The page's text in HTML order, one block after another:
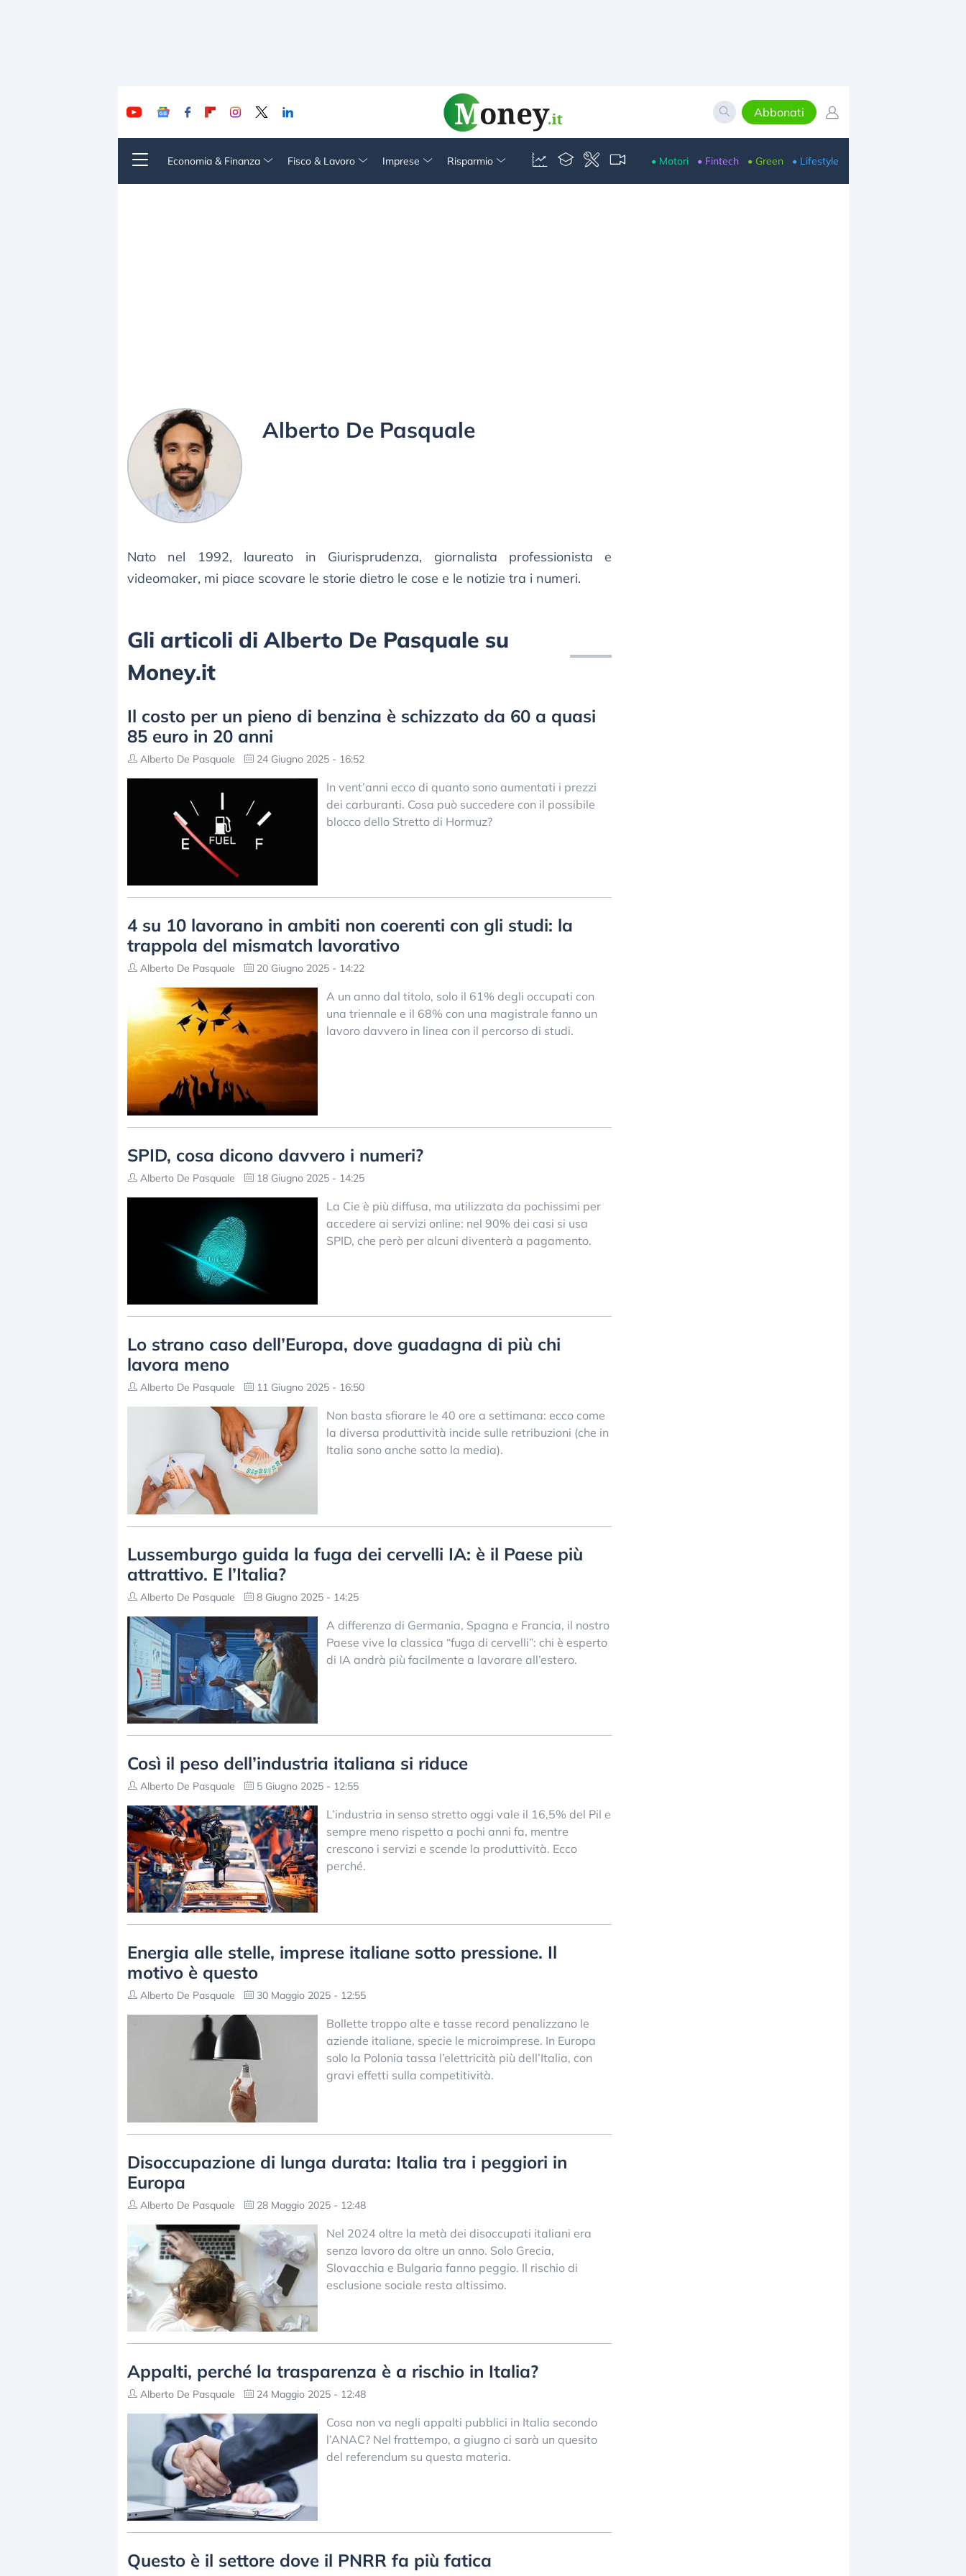
Abbonati
Economia & Finanza Fisco & Lavoro Imprese Risparmio • Motori • Fintech • Green • Lifestyle
Alberto De Pasquale
Nato nel 1992, laureato in Giurisprudenza, giornalista professionista e
videomaker, mi piace scovare le storie dietro le cose e le notizie tra i numeri.
Gli articoli di Alberto De Pasquale su
Money.it
Il costo per un pieno di benzina è schizzato da 60 a quasi
85 euro in 20 anni
Alberto De Pasquale 24 Giugno 2025 - 16:52
In vent’anni ecco di quanto sono aumentati i prezzi
dei carburanti. Cosa può succedere con il possibile
blocco dello Stretto di Hormuz?
4 su 10 lavorano in ambiti non coerenti con gli studi: la
trappola del mismatch lavorativo
Alberto De Pasquale 20 Giugno 2025 - 14:22
A un anno dal titolo, solo il 61% degli occupati con
una triennale e il 68% con una magistrale fanno un
lavoro davvero in linea con il percorso di studi.
SPID, cosa dicono davvero i numeri?
Alberto De Pasquale 18 Giugno 2025 - 14:25
La Cie è più diffusa, ma utilizzata da pochissimi per
accedere ai servizi online: nel 90% dei casi si usa
SPID, che però per alcuni diventerà a pagamento.
Lo strano caso dell’Europa, dove guadagna di più chi
lavora meno
Alberto De Pasquale 11 Giugno 2025 - 16:50
Non basta sfiorare le 40 ore a settimana: ecco come
la diversa produttività incide sulle retribuzioni (che in
Italia sono anche sotto la media).
Lussemburgo guida la fuga dei cervelli IA: è il Paese più
attrattivo. E l’Italia?
Alberto De Pasquale 8 Giugno 2025 - 14:25
A differenza di Germania, Spagna e Francia, il nostro
Paese vive la classica “fuga di cervelli”: chi è esperto
di IA andrà più facilmente a lavorare all’estero.
Così il peso dell’industria italiana si riduce
Alberto De Pasquale 5 Giugno 2025 - 12:55
L’industria in senso stretto oggi vale il 16,5% del Pil e
sempre meno rispetto a pochi anni fa, mentre
crescono i servizi e scende la produttività. Ecco
perché.
Energia alle stelle, imprese italiane sotto pressione. Il
motivo è questo
Alberto De Pasquale 30 Maggio 2025 - 12:55
Bollette troppo alte e tasse record penalizzano le
aziende italiane, specie le microimprese. In Europa
solo la Polonia tassa l’elettricità più dell’Italia, con
gravi effetti sulla competitività.
Disoccupazione di lunga durata: Italia tra i peggiori in
Europa
Alberto De Pasquale 28 Maggio 2025 - 12:48
Nel 2024 oltre la metà dei disoccupati italiani era
senza lavoro da oltre un anno. Solo Grecia,
Slovacchia e Bulgaria fanno peggio. Il rischio di
esclusione sociale resta altissimo.
Appalti, perché la trasparenza è a rischio in Italia?
Alberto De Pasquale 24 Maggio 2025 - 12:48
Cosa non va negli appalti pubblici in Italia secondo
l’ANAC? Nel frattempo, a giugno ci sarà un quesito
del referendum su questa materia.
Questo è il settore dove il PNRR fa più fatica